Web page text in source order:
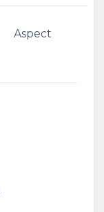
Aspect